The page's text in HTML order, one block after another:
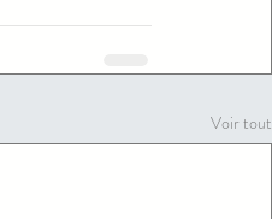
Voir tout